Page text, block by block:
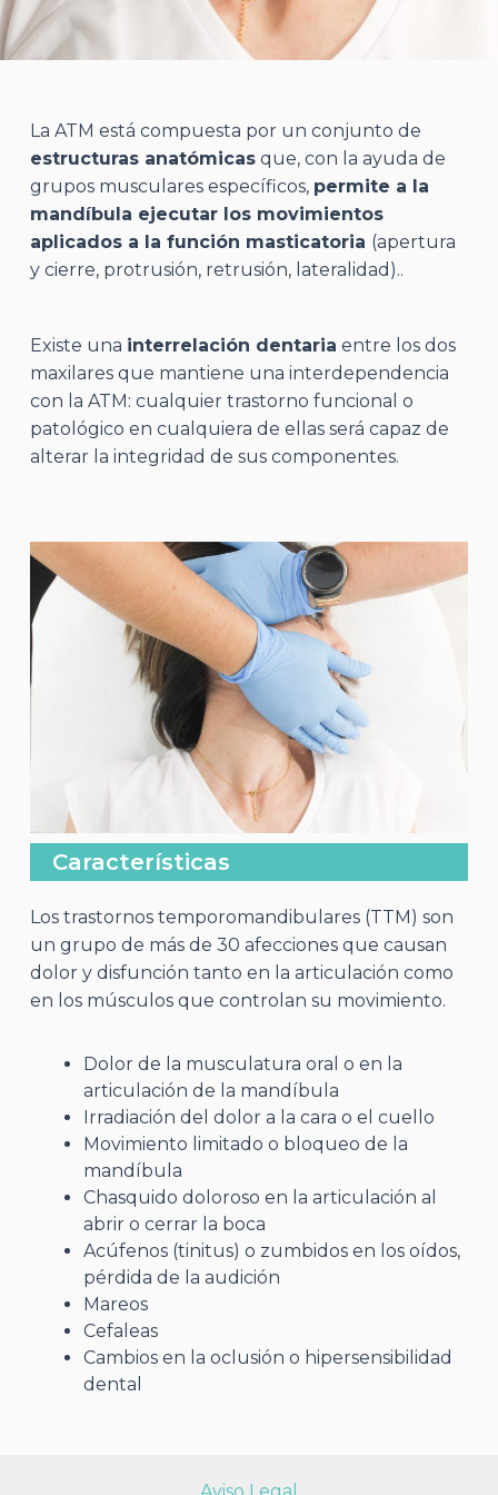
La ATM está compuesta por un conjunto de
estructuras anatómicasque, con la ayuda de
grupos musculares específicos, permite a la
mandíbula ejecutar los movimientos
aplicados a la función masticatoria (apertura
y cierre, protrusión, retrusión, lateralidad)..
Existe una interrelación dentaria entre los dos
maxilares que mantiene una interdependencia
con la ATM: cualquier trastorno funcional o
patológico en cualquiera de ellas será capaz de
alterar la integridad de sus componentes.
Características
Los trastornos temporomandibulares (TTM) son
un grupo de más de 30 afecciones que causan
dolor y disfunción tanto en la articulación como
en los músculos que controlan su movimiento.
Dolor de la musculatura oral o en la
articulación de la mandíbula
Irradiación del dolor a la cara o el cuello
Movimiento limitado o bloqueo de la
mandíbula
Chasquido doloroso en la articulación al
abrir o cerrar la boca
Acúfenos (tinitus) o zumbidos en los oídos,
pérdida de la audición
Mareos
Cefaleas
Cambios en la oclusión o hipersensibilidad
dental